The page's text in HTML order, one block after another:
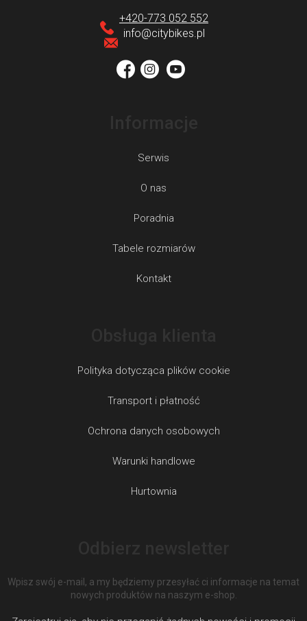
info@citybikes.pl
+420-773 052 552
Serwis
O nas
Poradnia
Tabele rozmiarów
Kontakt
Polityka dotycząca plików cookie
Transport i płatność
Ochrona danych osobowych
Warunki handlowe
Hurtownia
Wpisz swój e-mail, a my będziemy przesyłać ci informacje na temat
nowych produktów na naszym e-shop.